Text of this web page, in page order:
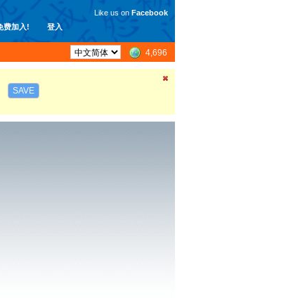
费加入! 登入
Like us on Facebook
4,696
SAVE